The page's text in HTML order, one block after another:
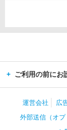
ご利用の前にお
運営会社 広
外部送信（オプ